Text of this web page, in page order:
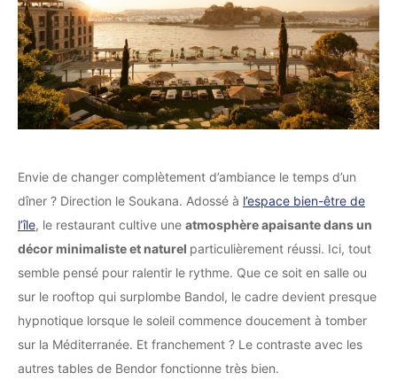
Envie de changer complètement d’ambiance le temps d’un
dîner ? Direction le Soukana. Adossé à l’espace bien-être de
l’île, le restaurant cultive une atmosphère apaisante dans un
décor minimaliste et naturel particulièrement réussi. Ici, tout
semble pensé pour ralentir le rythme. Que ce soit en salle ou
sur le rooftop qui surplombe Bandol, le cadre devient presque
hypnotique lorsque le soleil commence doucement à tomber
sur la Méditerranée. Et franchement ? Le contraste avec les
autres tables de Bendor fonctionne très bien.